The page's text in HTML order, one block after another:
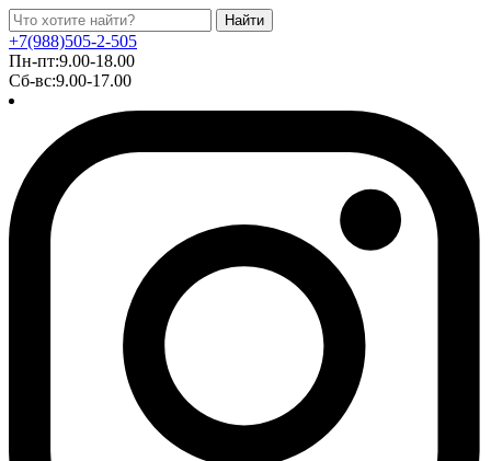
Найти
+7(988)505-2-505
Пн-пт:9.00-18.00
Сб-вс:9.00-17.00